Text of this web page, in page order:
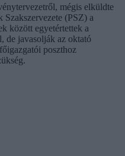
mégis elküldte
Szakszervezete (PSZ) a
között egyetértettek a
de javasolják az oktató
poszthoz